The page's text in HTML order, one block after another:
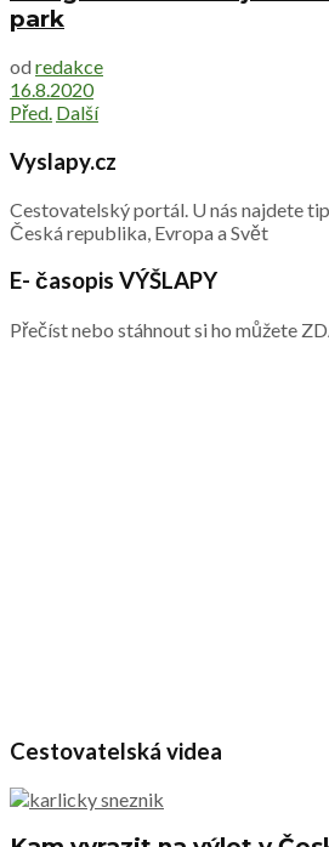
park
od redakce
16.8.2020
Před. Další
Vyslapy.cz
Cestovatelský portál. U nás najdete
Česká republika, Evropa a Svět
E- časopis VÝŠLAPY
Přečíst nebo stáhnout si ho můžete
Cestovatelská videa